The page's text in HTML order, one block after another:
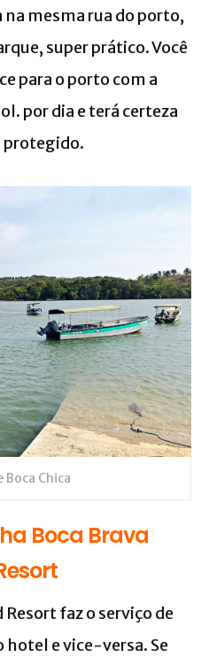
mesma rua do porto,
super prático. Você
para o porto com a
por dia e terá certeza
protegido.
Boca Chica
Boca Brava
faz o serviço de
hotel e vice-versa. Se